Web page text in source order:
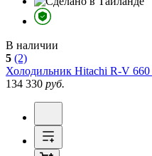
В наличии
5 (2)
Холодильник Hitachi R-V
134 330 руб.